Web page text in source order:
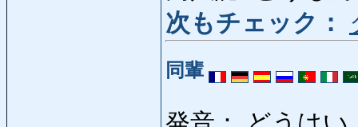
次もチェック：
同輩